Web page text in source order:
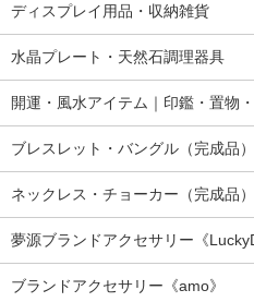
ディスプレイ用品・収納雑貨
水晶プレート・天然石調理器具
開運・風水アイテム｜印鑑・置物
ブレスレット・バングル（完成品）
ネックレス・チョーカー（完成品）
夢源ブランドアクセサリー《
ブランドアクセサリー《amo》